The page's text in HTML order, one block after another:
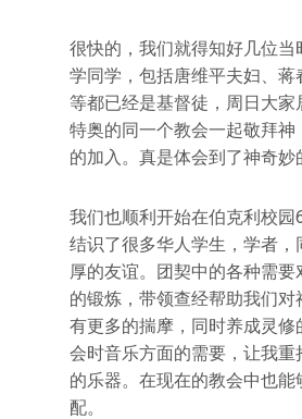
很快的，我们就得知好几位当
学同学，包括唐维平夫妇、蒋
等都已经是基督徒，周日大家
特奥的同一个教会一起敬拜神
的加入。真是体会到了神奇妙
我们也顺利开始在伯克利校园
结识了很多华人学生，学者，
厚的友谊。团契中的各种需要
的锻炼，带领查经帮助我们对
有更多的揣摩，同时养成灵修
会时音乐方面的需要，让我重
的乐器。在现在的教会中也能
配。